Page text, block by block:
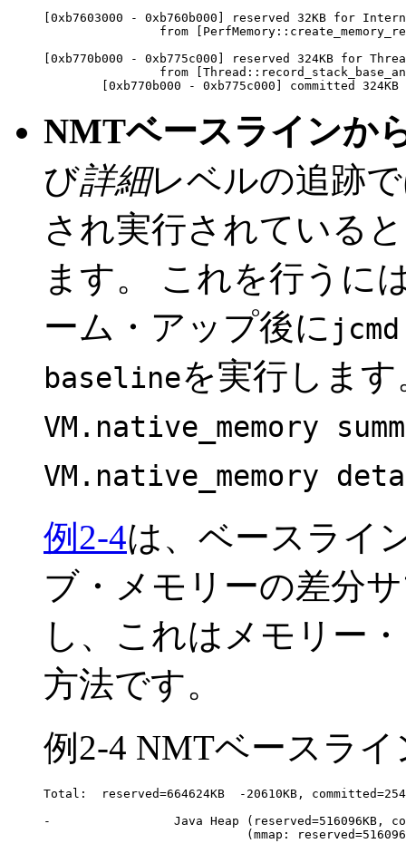
[0xb7603000 - 0xb760b000] reserved 32KB for
from
[0xb770b000 - 0xb775c000] reserved 324KB for
from
NMTベースラインか
び詳細レベルの追跡
され実行されている
ます。
これを行うに
ーム・アップ後に
baselineを実行します
VM.native_memory
VM.native_memory
例2-4は、ベースライ
ブ・メモリーの差分
し、これはメモリー
方法です。
例2-4 NMTベースラ
Total:  reserved=664624KB  -20610KB,
-                 Java Heap (reserved=516096KB,
(mmap: